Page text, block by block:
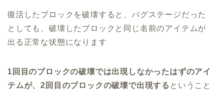
復活したブロックを破壊すると、バグステージだった
としても、破壊したブロックと同じ名前のアイテムが
出る正常な状態になります
1回目のブロックの破壊では出現しなかったはずのアイ
テムが、2回目のブロックの破壊で出現する ということ